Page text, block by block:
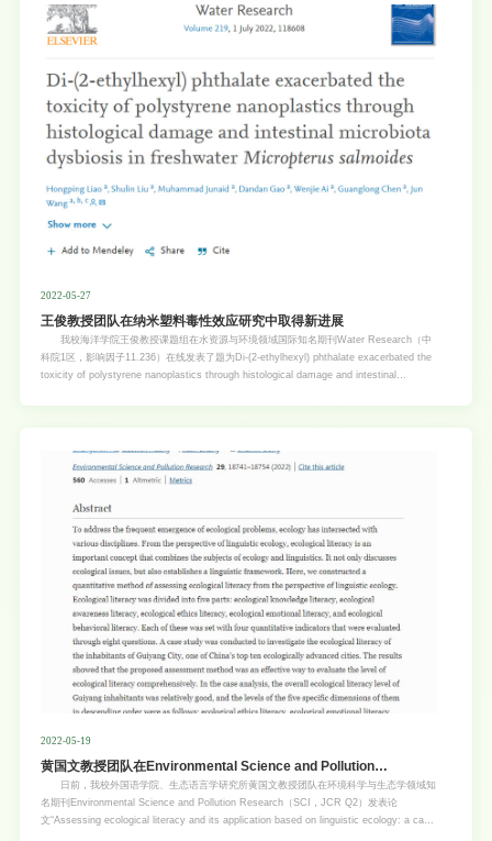
Environmental Research and Public Health (SCI，JCR Q1，影响因子3
2022-05-27
王俊教授团队在纳米塑料毒性效应研究中取得新进展
我校海洋学院王俊教授课题组在水资源与环境领域国际知名期刊Water Research（中
科院1区，影响因子11.236）在线发表了题为Di-(2-ethylhexyl) phthalate exacerbated the
toxicity of polystyrene nanoplastics through histological damage and intestinal
料21天以后，PS-NPs在肠道组织中积累，显著降低了大口黑鲈的摄食率和生长率，组织病
理学分析显示大口黑鲈的肠道和肝脏受到不同程度的结构损伤。PS-NPs和DEHP共同暴露
2022-05-19
黄国文教授团队在Environmental Science and Pollution
Research期刊发表论文
日前，我校外国语学院、生态语言学研究所黄国文教授团队在环境科学与生态学领域知
名期刊Environmental Science and Pollution Research（SCI，JCR Q2）发表论
文“Assessing ecological literacy and its application based on linguistic ecology: a case